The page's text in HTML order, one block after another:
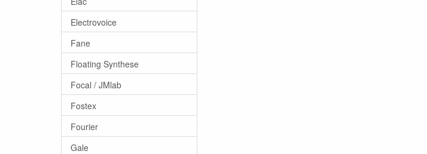
Electrovoice
Fane
Floating Synthese
Focal / JMlab
Fostex
Fourier
Gale